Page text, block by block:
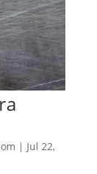
| Jul 22,